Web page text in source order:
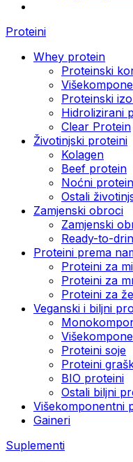
Proteini
Whey protein
Proteinski
Proteinski
Hidrolizirani
Clear Protein
Životinjski proteini
Kolagen
Beef protein
Noćni
Ostali
Zamjenski obroci
Zamjenski
Ready-to-
Proteini prema
Proteini za
Proteini za
Proteini za
Veganski i biljni
Proteini soje
Proteini
BIO proteini
Ostali biljni
Višekomponentni
Gaineri
Suplementi